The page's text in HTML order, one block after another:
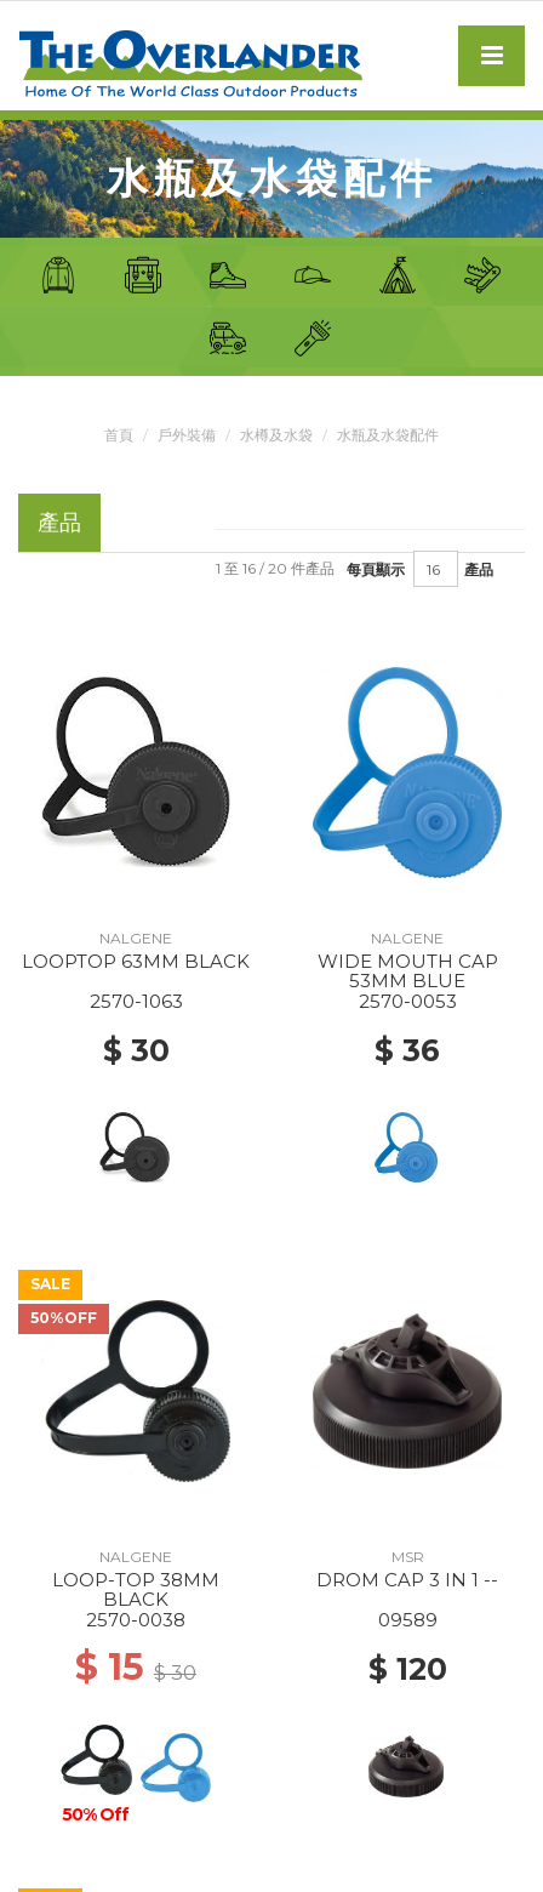
水瓶及水袋配件
首頁 戶外裝備 水樽及水袋 水瓶及水袋配件
產品
每頁顯示 產品
1 至 16 / 20 件產品
NALGENE
LOOPTOP 63MM BLACK
2570-1063
$ 30
NALGENE
WIDE MOUTH CAP
53MM BLUE
2570-0053
$ 36
SALE
50%OFF
NALGENE
LOOP-TOP 38MM
BLACK
2570-0038
$ 15 $ 30
50% Off
MSR
DROM CAP 3 IN 1 --
09589
$ 120